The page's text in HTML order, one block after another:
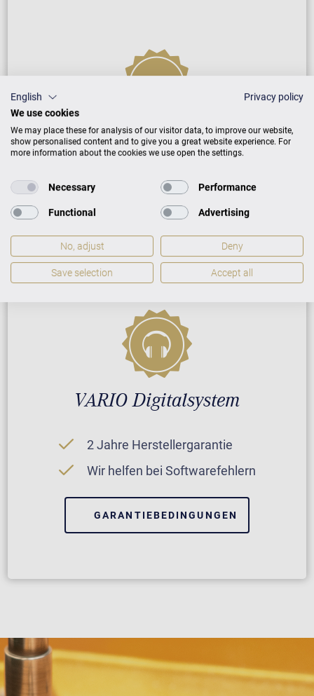
Neuinstrument
5 Jahre Herstellergarantie
Reparatur durch Fachleute
GARANTIEBEDINGUNGEN
VARIO Digitalsystem
2 Jahre Herstellergarantie
Wir helfen bei Softwarefehlern
GARANTIEBEDINGUNGEN
English
Privacy policy
We use cookies
We may place these for analysis of our visitor data, to improve our website,
show personalised content and to give you a great website experience. For
more information about the cookies we use open the settings.
Necessary Performance
Functional Advertising
No, adjust Deny
Save selection Accept all